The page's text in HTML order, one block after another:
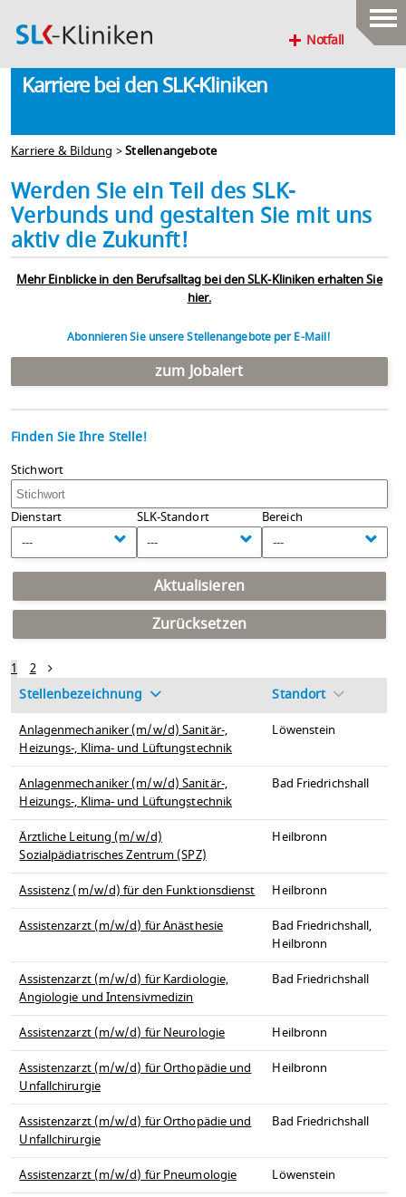
Notfall
Karriere bei den SLK-Kliniken
Karriere & Bildung >Stellenangebote
Werden Sie ein Teil des SLK-
Verbunds und gestalten Sie mit uns
aktiv die Zukunft!
Mehr Einblicke in den Berufsalltag bei den SLK-Kliniken erhalten Sie
hier.
Abonnieren Sie unsere Stellenangebote per E-Mail!
zum Jobalert
Finden Sie Ihre Stelle!
Stichwort
Dienstart
---
SLK-Standort
---
Bereich
---
Aktualisieren
Zurücksetzen
1
2
Stellenbezeichnung
Standort
Anlagenmechaniker (m/w/d) Sanitär-,
Heizungs-, Klima- und Lüftungstechnik
Löwenstein
Anlagenmechaniker (m/w/d) Sanitär-,
Heizungs-, Klima- und Lüftungstechnik
Bad Friedrichshall
Ärztliche Leitung (m/w/d)
Sozialpädiatrisches Zentrum (SPZ)
Heilbronn
Assistenz (m/w/d) für den Funktionsdienst
Heilbronn
Assistenzarzt (m/w/d) für Anästhesie
Bad Friedrichshall,
Heilbronn
Assistenzarzt (m/w/d) für Kardiologie,
Angiologie und Intensivmedizin
Bad Friedrichshall
Assistenzarzt (m/w/d) für Neurologie
Heilbronn
Assistenzarzt (m/w/d) für Orthopädie und
Unfallchirurgie
Heilbronn
Assistenzarzt (m/w/d) für Orthopädie und
Unfallchirurgie
Bad Friedrichshall
Assistenzarzt (m/w/d) für Pneumologie
Löwenstein